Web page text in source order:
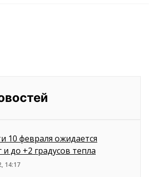
10 февраля ожидается
до +2 градусов тепла
14:17